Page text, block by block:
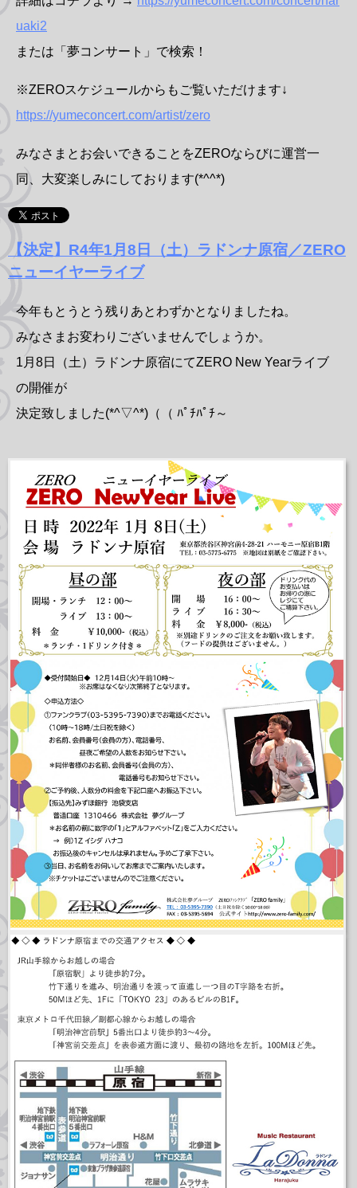
uaki2
または「夢コンサート」で検索！
※ZEROスケジュールからもご覧いただけます↓
https://yumeconcert.com/artist/zero
みなさまとお会いできることをZEROならびに運営一
同、大変楽しみにしております(*^^*)
【決定】R4年1月8日（土）ラドンナ原宿／ZERO
ニューイヤーライブ
今年もとうとう残りあとわずかとなりましたね。
みなさまお変わりございませんでしょうか。
1月8日（土）ラドンナ原宿にてZERO New Yearライブ
の開催が
決定致しました(*^▽^*)（（ ﾊﾟﾁﾊﾟﾁ～